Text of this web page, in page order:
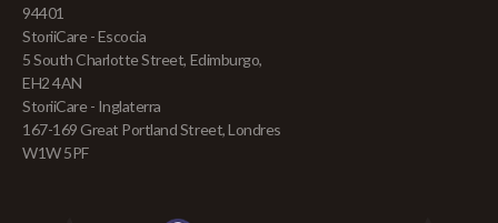
94401
StoriiCare - Escocia
5 South Charlotte Street, Edimburgo,
EH2 4AN
StoriiCare - Inglaterra
167-169 Great Portland Street, Londres
W1W 5PF